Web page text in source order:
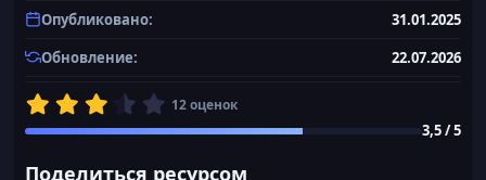
Опубликовано
31.01.2025
Обновление
22.07.2026
3
,
5
0
12 оценок
3,5 / 5
Поделиться ресурсом